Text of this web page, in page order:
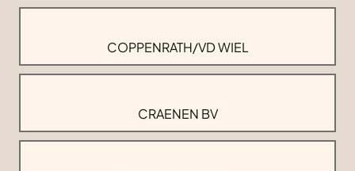
COPPENRATH/VD WIEL
CRAENEN BV